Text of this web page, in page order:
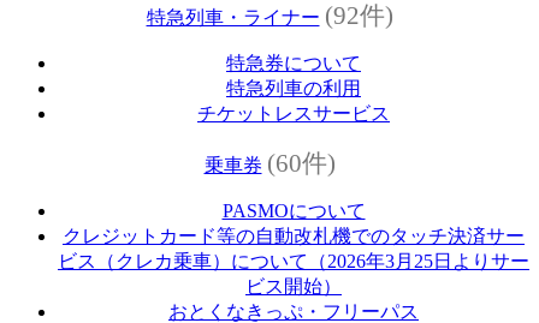
特急列車・ライナー (92件)
特急券について
特急列車の利用
チケットレスサービス
乗車券 (60件)
PASMOについて
クレジットカード等の自動改札機でのタッチ決済サー
ビス（クレカ乗車）について（2026年3月25日よりサー
ビス開始）
おとくなきっぷ・フリーパス